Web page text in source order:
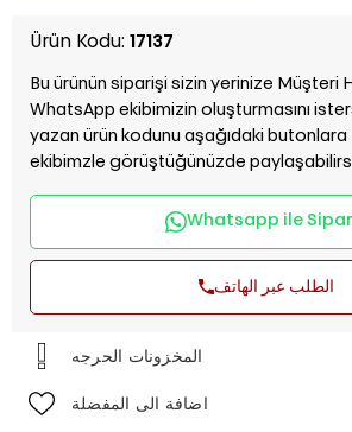
Ürün Kodu: 17137
Bu ürünün siparişi sizin yerinize Müşteri
WhatsApp ekibimizin oluşturmasını
yazan ürün kodunu aşağıdaki butonlara
ekibimzle görüştüğünüzde
Whatsapp ile
الطلب عبر الهاتف
اضافة الى المفضلة